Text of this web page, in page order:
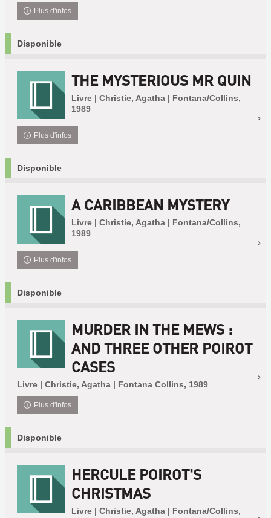
Plus d'infos
Disponible
THE MYSTERIOUS MR QUIN
Livre | Christie, Agatha | Fontana/Collins,
1989
Plus d'infos
Disponible
A CARIBBEAN MYSTERY
Livre | Christie, Agatha | Fontana/Collins,
1989
Plus d'infos
Disponible
MURDER IN THE MEWS :
AND THREE OTHER POIROT
CASES
Livre | Christie, Agatha | Fontana Collins, 1989
Plus d'infos
Disponible
HERCULE POIROT'S
CHRISTMAS
Livre | Christie, Agatha | Fontana/Collins,